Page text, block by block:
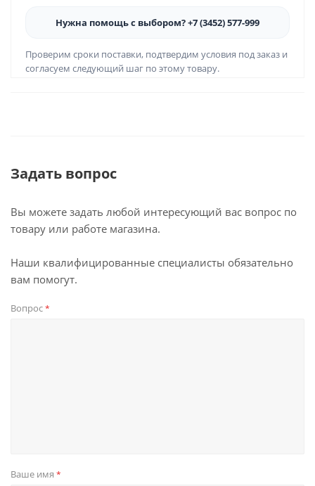
Нужна помощь с выбором? +7 (3452) 577-999
Проверим сроки поставки, подтвердим условия под заказ и
согласуем следующий шаг по этому товару.
Задать вопрос
Вы можете задать любой интересующий вас вопрос по
товару или работе магазина.
Наши квалифицированные специалисты обязательно
вам помогут.
Вопрос*
Ваше имя *